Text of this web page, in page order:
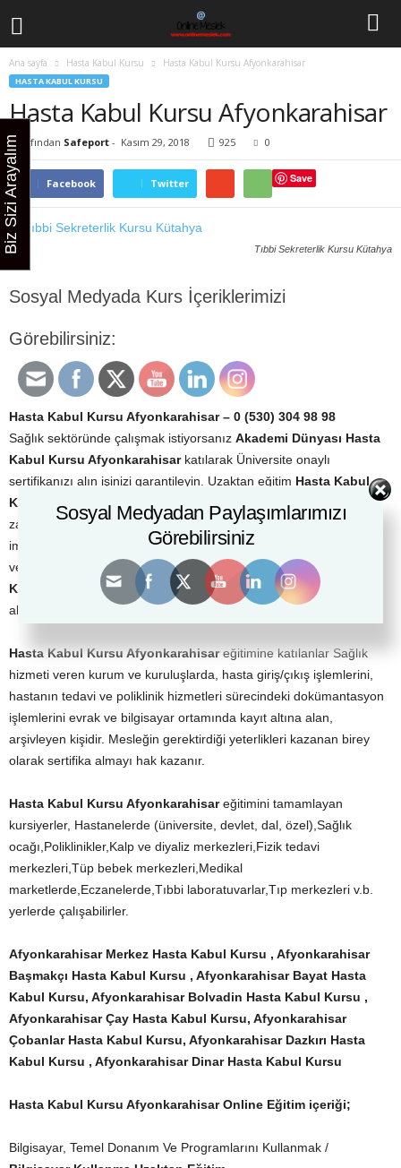
Ana sayfa Hasta Kabul Kursu Hasta Kabul Kursu Afyonkarahisar
HASTA KABUL KURSU
Hasta Kabul Kursu Afyonkarahisar
Tarafından Safeport - Kasım 29, 2018 925 0
Facebook Twitter Save
Tıbbi Sekreterlik Kursu Kütahya
Sosyal Medyada Kurs İçeriklerimizi
Görebilirsiniz:
Hasta Kabul Kursu Afyonkarahisar – 0 (530) 304 98 98
Sağlık sektöründe çalışmak istiyorsanız Akademi Dünyası Hasta
Kabul Kursu Afyonkarahisar katılarak Üniversite onaylı
sertifikanızı alın işinizi garantileyin. Uzaktan eğitim Hasta Kabul
Kursu Afyonkarahisar
eğitimlerinize evinizde, iş yerinizde, tatilde
zaman kavramı olmadan istediğiniz saat diliminde eğitim alma
imkânına sahip olacaksınız.Hasta Kabul Kursu Afyonkarahisar
ve tüm Türkiye ve yurt dışından eğitimlere katılabilir Online
Kabul Kursu Afyonkarahisarsınavına katılarak sertifikanızı
alabilirsiniz.
Hasta Kabul Kursu Afyonkarahisareğitimine katılanlar Sağlık
hizmeti veren kurum ve kuruluşlarda, hasta giriş/çıkış işlemlerini,
hastanın tedavi ve poliklinik hizmetleri sürecindeki dokümantasyon
işlemlerini evrak ve bilgisayar ortamında kayıt altına alan,
arşivleyen kişidir. Mesleğin gerektirdiği yeterlikleri kazanan birey
olarak sertifika almayı hak kazanır.
Hasta Kabul Kursu Afyonkarahisareğitimini tamamlayan
kursiyerler, Hastanelerde (üniversite, devlet, dal, özel),Sağlık
ocağı,Poliklinikler,Kalp ve diyaliz merkezleri,Fizik tedavi
merkezleri,Tüp bebek merkezleri,Medikal
marketlerde,Eczanelerde,Tıbbi laboratuvarlar,Tıp merkezleri v.b.
yerlerde çalışabilirler.
Afyonkarahisar Merkez Hasta Kabul Kursu , Afyonkarahisar
Başmakçı Hasta Kabul Kursu , Afyonkarahisar Bayat Hasta
Kabul Kursu, Afyonkarahisar Bolvadin Hasta Kabul Kursu ,
Afyonkarahisar Çay Hasta Kabul Kursu, Afyonkarahisar
Çobanlar Hasta Kabul Kursu, Afyonkarahisar Dazkırı Hasta
Kabul Kursu , Afyonkarahisar Dinar Hasta Kabul Kursu
Hasta Kabul Kursu Afyonkarahisar Online Eğitim içeriği;
Bilgisayar, Temel Donanım Ve Programlarını Kullanmak /
Sosyal Medyadan Paylaşımlarımızı
Görebilirsiniz
Biz Sizi Arayalım